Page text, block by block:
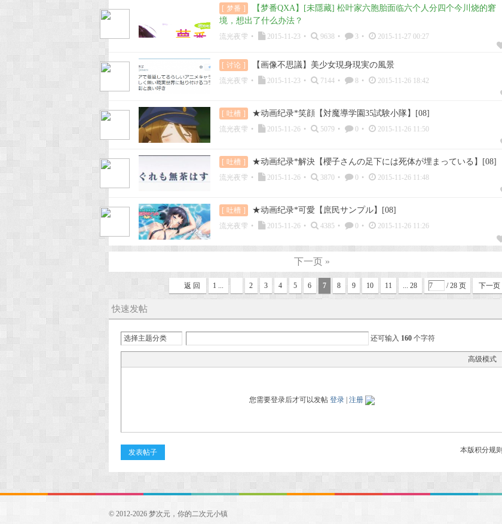
[ 梦番 ]
【梦番QXA】[未隱藏] 松叶家六胞胎面临六个人分四个今川烧的窘
境，想出了什么办法？
流光夜雫 • 2015-11-23 • 9638 • 3 •
2015-11-27 00:27
[ 讨论 ] 【画像不思議】美少女現身現実の風景
流光夜雫 • 2015-11-23 • 7144 • 8 •
2015-11-26 18:42
[ 吐槽 ] ★动画纪录*笑顔【対魔導学園35試験小隊】[08]
流光夜雫 • 2015-11-26 • 5079 • 0 •
2015-11-26 11:50
[ 吐槽 ] ★动画纪录*解決【櫻子さんの足下には死体が埋まっている】[08]
流光夜雫 • 2015-11-26 • 3870 • 0 •
2015-11-26 11:48
[ 吐槽 ] ★动画纪录*可愛【庶民サンプル】[08]
流光夜雫 • 2015-11-26 • 4385 • 0 •
2015-11-26 11:26
下一页 »
1 ... 2 3 4 5 6 7 8 9 10 11 ... 28 / 28 页 下一页
返 回
快速发帖
选择主题分类 还可输入 160 个字符
高级模式
您需要登录后才可以发帖 登录 注册
本版积分规则
发表帖子
© 2012-2026 梦次元，你的二次元小镇